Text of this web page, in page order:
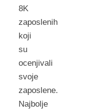
8K
zaposlenih
koji
su
ocenjivali
svoje
zaposlene.
Najbolje